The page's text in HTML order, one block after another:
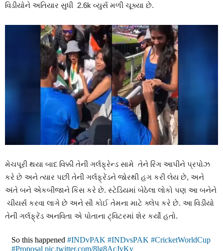
વિડીયોને અતિયાર સુધી 2.6k વ્યુર્સ મળી ચૂક્યા છે.
મેચપૂરી થયા બાદ વિક્કી તેની ગર્લફ્રેન્ડ સામે તેને રિંગ આપીને પ્રપોઝ
કરે છે અને ત્યાર પછી તેની ગર્લફ્રેંડને જોરથી હગ કરી લેય છે, અને
અંતે બને એકબીજાને કિસ કરે છે. સ્ટેડિયમાં બેઠેલા લોકો પણ આ બનેને
ચીયર્સ કરવા લાગે છે અને સૌ કોઈ તેમના માટે ક્લેપ કરે છે. આ વિડીયો
તેની ગર્લફ્રેંડ અનવિતા એ પોતાના ટ્વિટરમાં શેર કર્યો હતો.
So this happened #INDvPAK #INDvsPAK #CricketWorldCup
#Proposal pic.twitter.com/8lg8AcJvKv